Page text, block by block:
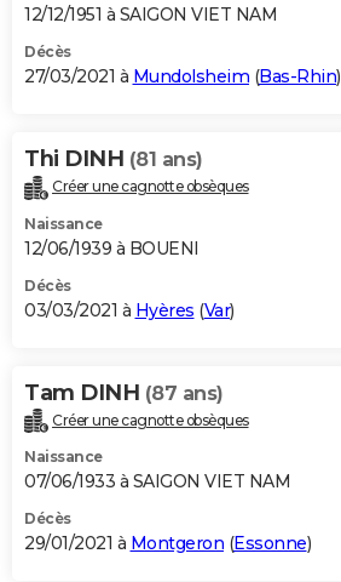
12/12/1951 à SAIGON VIET NAM
Décès
27/03/2021 à Mundolsheim (Bas-Rhin)
Thi DINH (81 ans)
Créer une cagnotte obsèques
Naissance
12/06/1939 à BOUENI
Décès
03/03/2021 à Hyères (Var)
Tam DINH (87 ans)
Créer une cagnotte obsèques
Naissance
07/06/1933 à SAIGON VIET NAM
Décès
29/01/2021 à Montgeron (Essonne)